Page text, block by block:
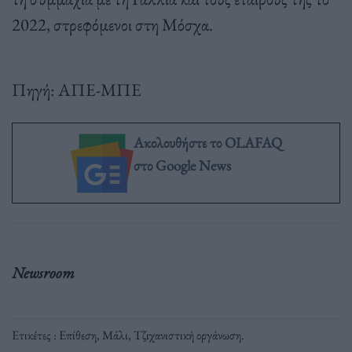
2022, στρεφόμενοι στη Μόσχα.
Πηγή: ΑΠΕ-ΜΠΕ
Ακολουθήστε το OLAFAQ
στο Google News
Newsroom
Ετικέτες : Επίθεση, Μάλι, Τζιχανιστική οργάνωση.